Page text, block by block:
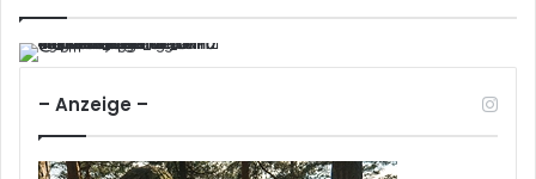
– Anzeige –